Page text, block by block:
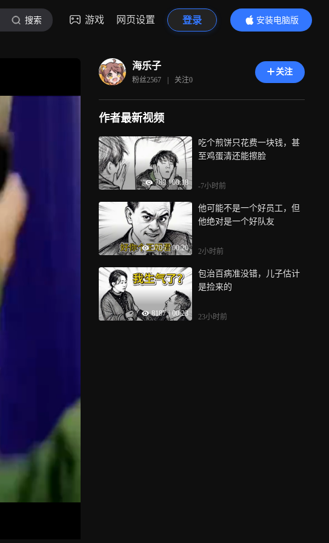
搜索 游戏 网页设置 登录
安装电脑版
内容更精彩
海乐子
粉丝2567 | 关注0
关注
作者最新视频
789 | 00:18
吃个煎饼只花费一块钱，甚
至鸡蛋清还能擦脸
-7小时前
5705 | 00:20
他可能不是一个好员工，但
他绝对是一个好队友
2小时前
8187 | 00:23
包治百病准没错，儿子估计
是捡来的
23小时前